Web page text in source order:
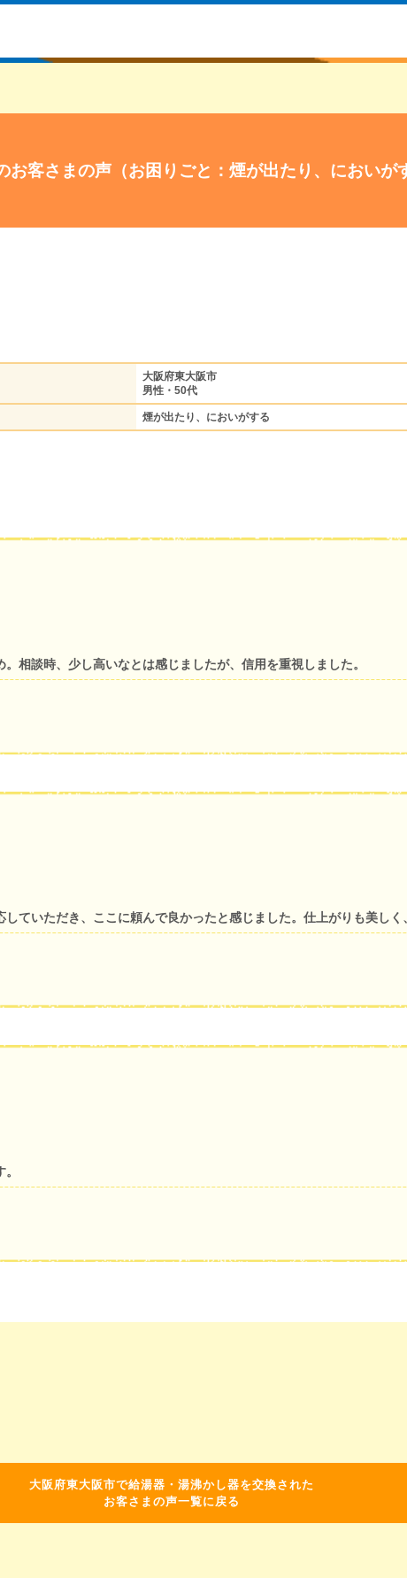
客さまの声（お困りごと：煙が出たり、においが
大阪府東大阪市
男性・50代
煙が出たり、においがする
相談時、少し高いなとは感じましたが、信用を重視しました。
ていただき、ここに頼んで良かったと感じました。仕上がりも美しく
大阪府東大阪市で給湯器・湯沸かし器を交換された
お客さまの声一覧に戻る